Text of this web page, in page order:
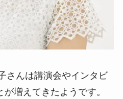
さんは講演会やインタビ
増えてきたようです。